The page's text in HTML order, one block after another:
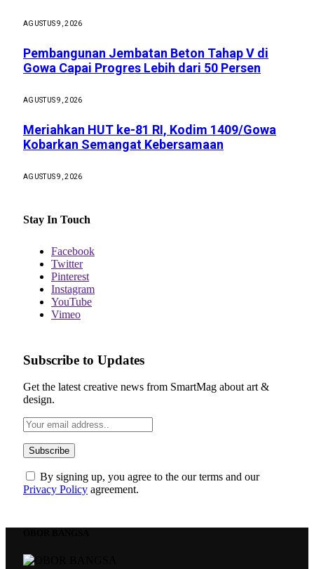
AGUSTUS 9, 2026
Pembangunan Jembatan Beton Tahap V di
Gowa Capai Progres Lebih dari 50 Persen
AGUSTUS 9, 2026
Meriahkan HUT ke-81 RI, Kodim 1409/Gowa
Kobarkan Semangat Kebersamaan
AGUSTUS 9, 2026
Stay In Touch
Facebook
Twitter
Pinterest
Instagram
YouTube
Vimeo
Subscribe to Updates
Get the latest creative news from SmartMag about art &
design.
By signing up, you agree to the our terms and our
Privacy Policy agreement.